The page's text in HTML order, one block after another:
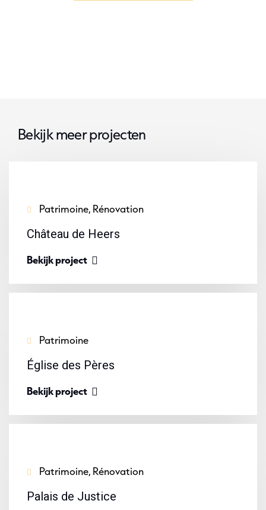
Bekijk meer projecten
Patrimoine, Rénovation
Château de Heers
Bekijk project
Patrimoine
Église des Pères
Bekijk project
Patrimoine, Rénovation
Palais de Justice